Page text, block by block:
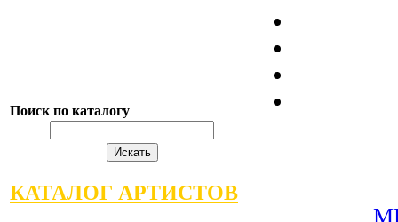
Поиск по каталогу
КАТАЛОГ АРТИСТОВ